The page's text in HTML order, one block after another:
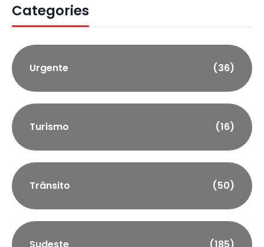
Categories
Urgente (36)
Turismo (16)
Trânsito (50)